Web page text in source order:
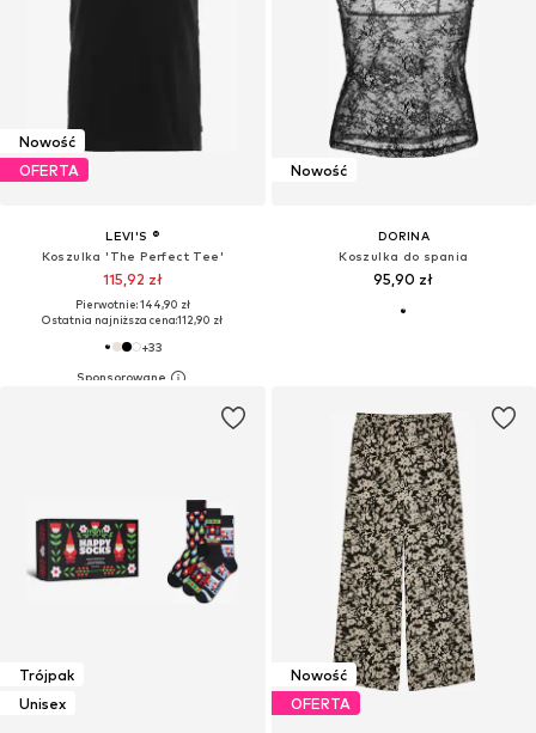
Nowość
OFERTA
LEVI'S ®
Koszulka 'The Perfect Tee'
115,92 zł
Pierwotnie: 144,90 zł
Ostatnia najniższa cena:112,90 zł
+33
Nowość
DORINA
Koszulka do spania
95,90 zł
Trójpak
Unisex
Nowość
OFERTA